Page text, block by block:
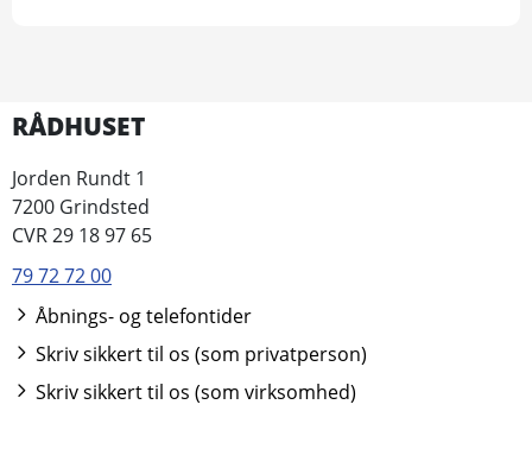
RÅDHUSET
Jorden Rundt 1
7200 Grindsted
CVR 29 18 97 65
79 72 72 00
Åbnings- og telefontider
Skriv sikkert til os (som privatperson)
Skriv sikkert til os (som virksomhed)